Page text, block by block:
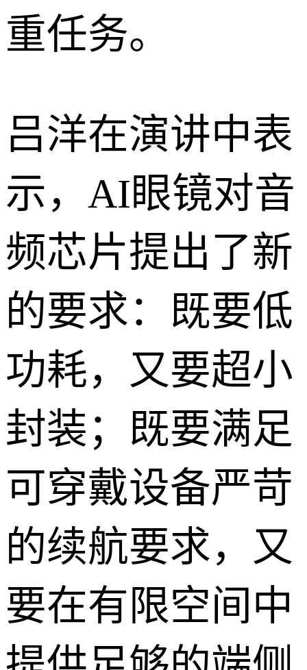
重任务。
吕洋在演讲中表
示，AI眼镜对音
频芯片提出了新
的要求：既要低
功耗，又要超小
封装；既要满足
可穿戴设备严苛
的续航要求，又
要在有限空间中